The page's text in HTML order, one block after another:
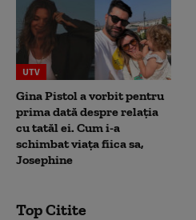
UTV
Gina Pistol a vorbit pentru
prima dată despre relația
cu tatăl ei. Cum i-a
schimbat viața fiica sa,
Josephine
Top Citite